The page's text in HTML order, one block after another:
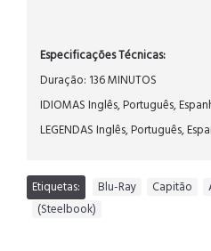
Especificações Técnicas:
Duração: 136 MINUTOS
IDIOMAS Inglês, Português,
LEGENDAS Inglês, Português,
Etiquetas: Blu-Ray Capitão
(Steelbook)